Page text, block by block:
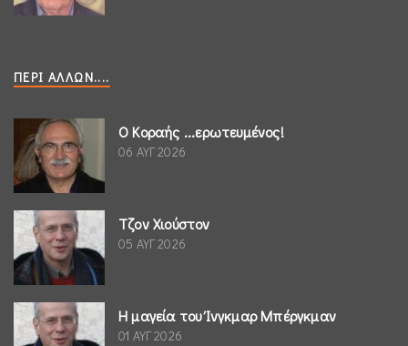
ΠΕΡΊ ΆΛΛΩΝ....
Ο Κοραής ...ερωτευμένος!
06 ΑΥΓ 2026
Τζον Χιούστον
05 ΑΥΓ 2026
Η μαγεία του Ίνγκμαρ Μπέργκμαν
01 ΑΥΓ 2026